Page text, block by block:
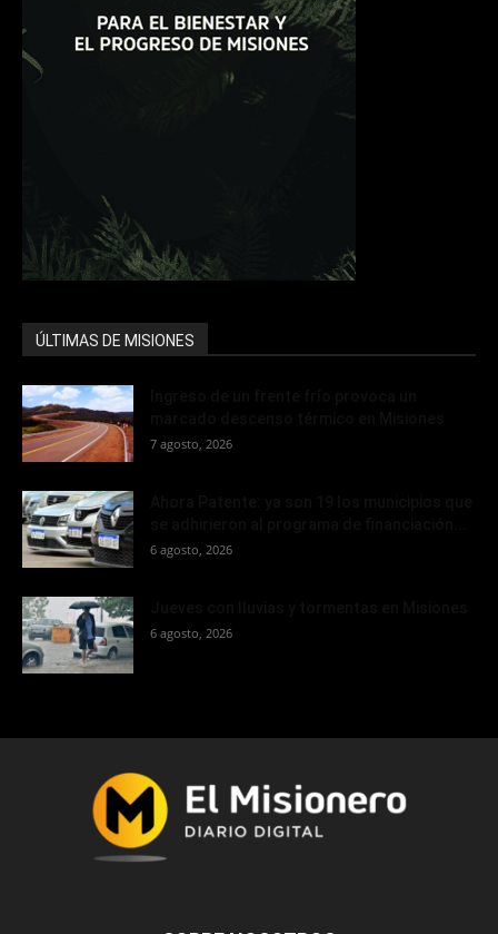
ÚLTIMAS DE MISIONES
7 agosto, 2026
6 agosto, 2026
6 agosto, 2026